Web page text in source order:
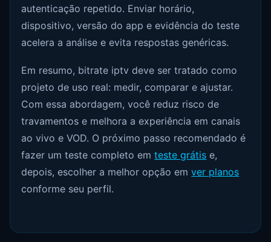
autenticação repetido. Enviar horário,
dispositivo, versão do app e evidência do teste
acelera a análise e evita respostas genéricas.
Em resumo, bitrate iptv deve ser tratado como
projeto de uso real: medir, comparar e ajustar.
Com essa abordagem, você reduz risco de
travamentos e melhora a experiência em canais
ao vivo e VOD. O próximo passo recomendado é
fazer um teste completo emteste grátis e,
depois, escolher a melhor opção emver planos
conforme seu perfil.